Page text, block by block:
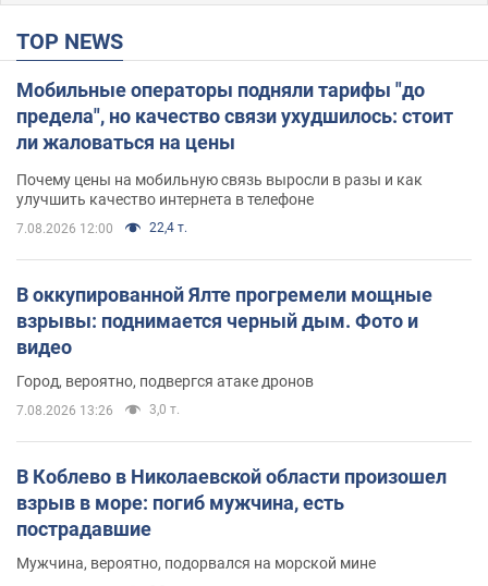
TOP NEWS
Мобильные операторы подняли тарифы "до
предела", но качество связи ухудшилось: стоит
ли жаловаться на цены
Почему цены на мобильную связь выросли в разы и как
улучшить качество интернета в телефоне
7.08.2026 12:00 22,4 т.
В оккупированной Ялте прогремели мощные
взрывы: поднимается черный дым. Фото и
видео
Город, вероятно, подвергся атаке дронов
7.08.2026 13:26 3,0 т.
В Коблево в Николаевской области произошел
взрыв в море: погиб мужчина, есть
пострадавшие
Мужчина, вероятно, подорвался на морской мине